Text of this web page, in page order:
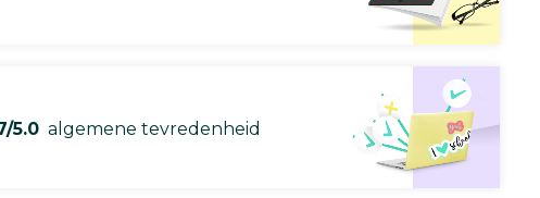
5.0 algemene tevredenheid